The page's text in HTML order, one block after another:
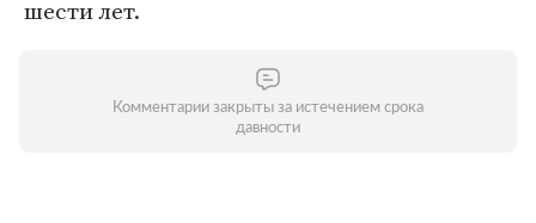
шести лет.
Комментарии закрыты за истечением срока
давности